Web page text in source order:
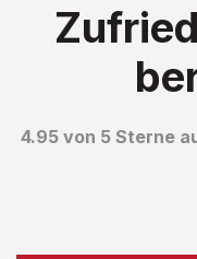
4.95 von 5 Sterne